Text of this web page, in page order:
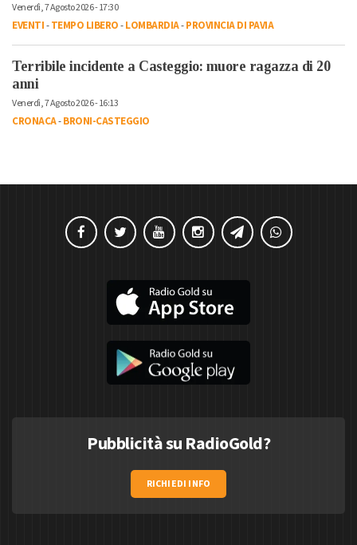
Venerdì, 7 Agosto 2026 - 17:30
EVENTI-TEMPO LIBERO-LOMBARDIA-PROVINCIA DI PAVIA
Terribile incidente a Casteggio: muore ragazza di 20
anni
Venerdì, 7 Agosto 2026 - 16:13
CRONACA-BRONI-CASTEGGIO
Pubblicità su RadioGold?
RICHIEDI INFO